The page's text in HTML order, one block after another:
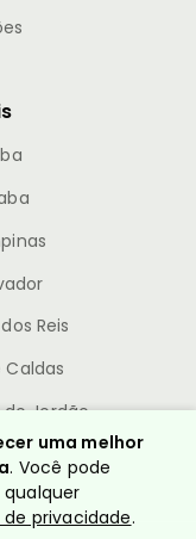
Reis
Caldas
Jordão
uma melhor
. Você pode
privacidade.